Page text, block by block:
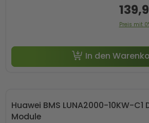
Preis mit
In den
Huawei BMS LUNA2000-10KW-C1
Module